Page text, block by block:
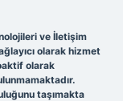
ve İletişim
olarak hizmet
olarak
taşımakta